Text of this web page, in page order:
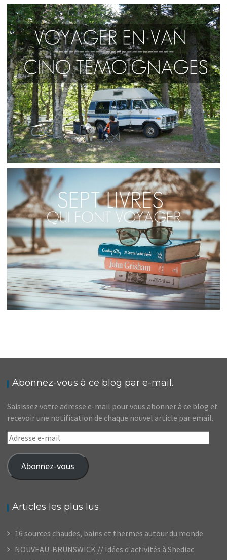
RÉFLEXION // DIX BLOGS DE VOYAGEUSES AU
FÉMININ
Audrey Blog ,Réflexions
VOYAGER EN VAN : IDÉES ET ASTUCES DE
VOYAGEURS
Audrey Blog,Élucubrations
Abonnez-vous à ce blog par e-mail.
Saisissez votre adresse e-mail pour vous abonner à ce blog et
recevoir une notification de chaque nouvel article par email.
Adresse
e-
mail
Abonnez-vous
Articles les plus lus
16 sources chaudes, bains et thermes autour du monde
NOUVEAU-BRUNSWICK // Idées d'activités à Shediac